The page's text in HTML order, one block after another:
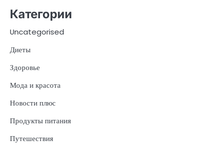
Категории
Uncategorised
Диеты
Здоровье
Мода и красота
Новости плюс
Продукты питания
Путешествия